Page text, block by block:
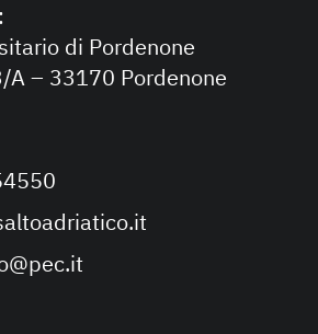
di Pordenone
A – 33170 Pordenone